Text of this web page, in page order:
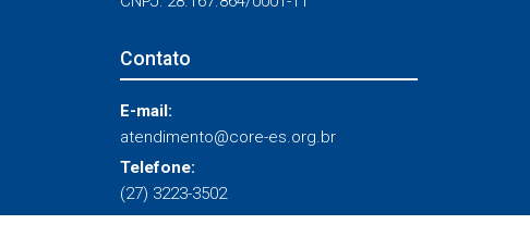
Contato
E-mail:
atendimento@core-es.org.br
Telefone:
(27) 3223-3502